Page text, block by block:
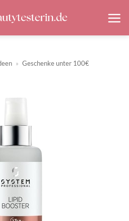
» Geschenke unter 100€